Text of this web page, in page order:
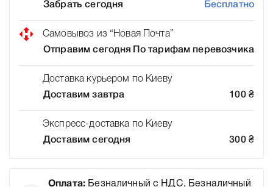
Забрать сегодня
Бесплатно
Самовывоз из “Новая Почта”
Отправим сегодня
По тарифам перевозчика
Доставка курьером по Киеву
Доставим завтра
100 ₴
Экспресс-доставка по Киеву
Доставим сегодня
300 ₴
Оплата: Безналичный с НДС, Безналичный